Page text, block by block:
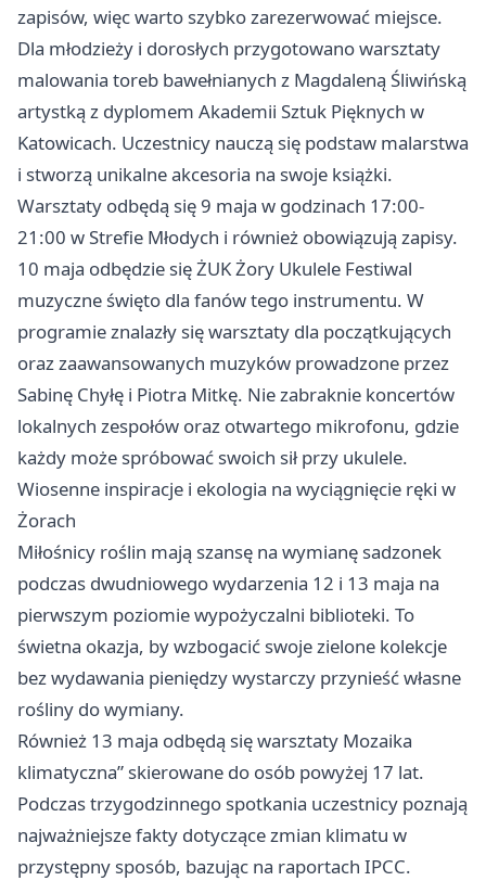
zapisów, więc warto szybko zarezerwować miejsce.
Dla młodzieży i dorosłych przygotowano warsztaty
malowania toreb bawełnianych z Magdaleną Śliwińską
artystką z dyplomem Akademii Sztuk Pięknych w
Katowicach. Uczestnicy nauczą się podstaw malarstwa
i stworzą unikalne akcesoria na swoje książki.
Warsztaty odbędą się 9 maja w godzinach 17:00-
21:00 w Strefie Młodych i również obowiązują zapisy.
10 maja odbędzie się ŻUKŻory Ukulele Festiwal
muzyczne święto dla fanów tego instrumentu. W
programie znalazły się warsztaty dla początkujących
oraz zaawansowanych muzyków prowadzone przez
Sabinę Chyłę i Piotra Mitkę. Nie zabraknie koncertów
lokalnych zespołów oraz otwartego mikrofonu, gdzie
każdy może spróbować swoich sił przy ukulele.
Wiosenne inspiracje i ekologia na wyciągnięcie ręki w
Żorach
Miłośnicy roślin mają szansę na wymianę sadzonek
podczas dwudniowego wydarzenia 12 i 13 maja na
pierwszym poziomie wypożyczalni biblioteki. To
świetna okazja, by wzbogacić swoje zielone kolekcje
bez wydawania pieniędzy wystarczy przynieść własne
rośliny do wymiany.
Również 13 maja odbędą się warsztaty Mozaika
klimatyczna” skierowane do osób powyżej 17 lat.
Podczas trzygodzinnego spotkania uczestnicy poznają
najważniejsze fakty dotyczące zmian klimatu w
przystępny sposób, bazując na raportach IPCC.